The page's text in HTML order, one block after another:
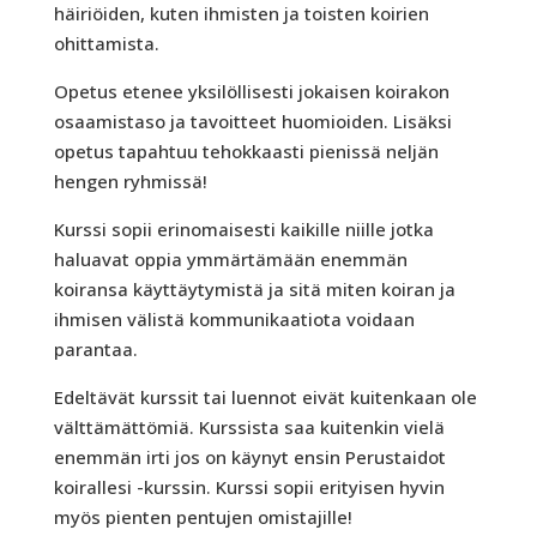
häiriöiden, kuten ihmisten ja toisten koirien
ohittamista.
Opetus etenee yksilöllisesti jokaisen koirakon
osaamistaso ja tavoitteet huomioiden. Lisäksi
opetus tapahtuu tehokkaasti pienissä neljän
hengen ryhmissä!
Kurssi sopii erinomaisesti kaikille niille jotka
haluavat oppia ymmärtämään enemmän
koiransa käyttäytymistä ja sitä miten koiran ja
ihmisen välistä kommunikaatiota voidaan
parantaa.
Edeltävät kurssit tai luennot eivät kuitenkaan ole
välttämättömiä. Kurssista saa kuitenkin vielä
enemmän irti jos on käynyt ensin Perustaidot
koirallesi -kurssin. Kurssi sopii erityisen hyvin
myös pienten pentujen omistajille!